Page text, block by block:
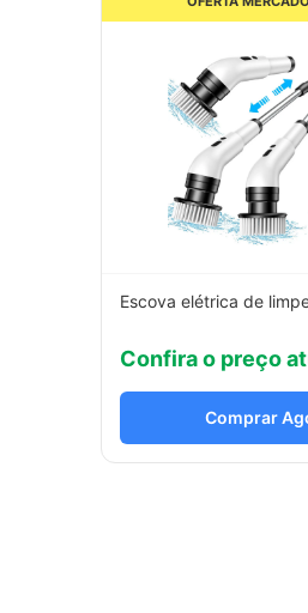
Escova elétrica de
Confira o preço
Comprar